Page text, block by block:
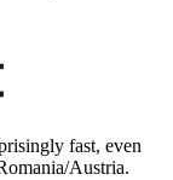
fast, even
Austria.